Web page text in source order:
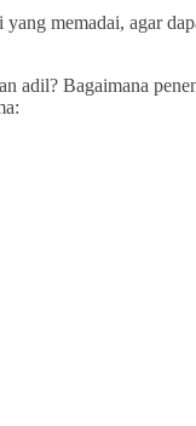
memadai, agar
adil? Bagaimana